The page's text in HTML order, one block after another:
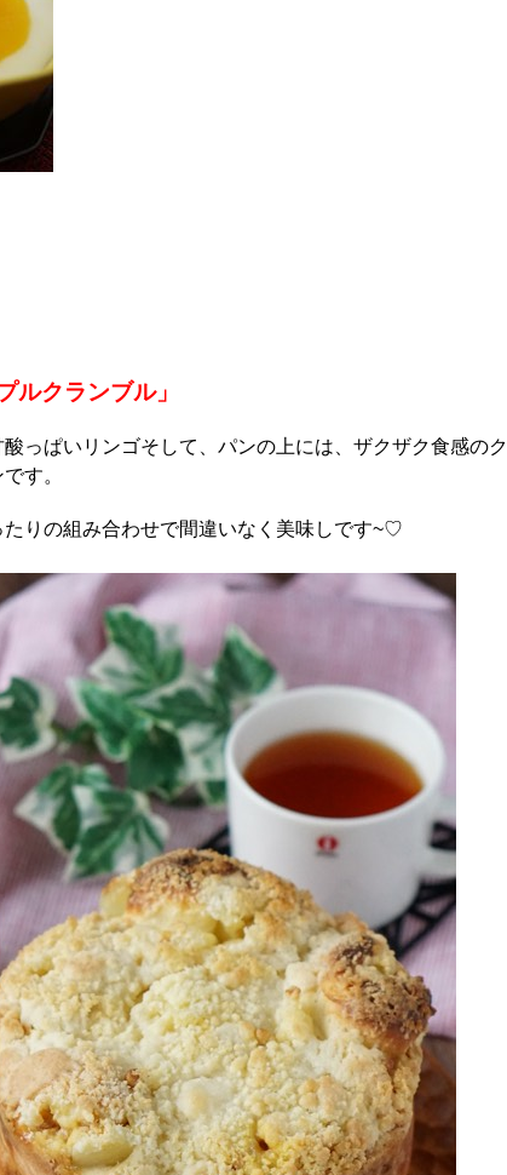
ルクランブル」
っぱいリンゴそして、パンの上には、ザクザク食感の
す。
りの組み合わせで間違いなく美味しです~♡